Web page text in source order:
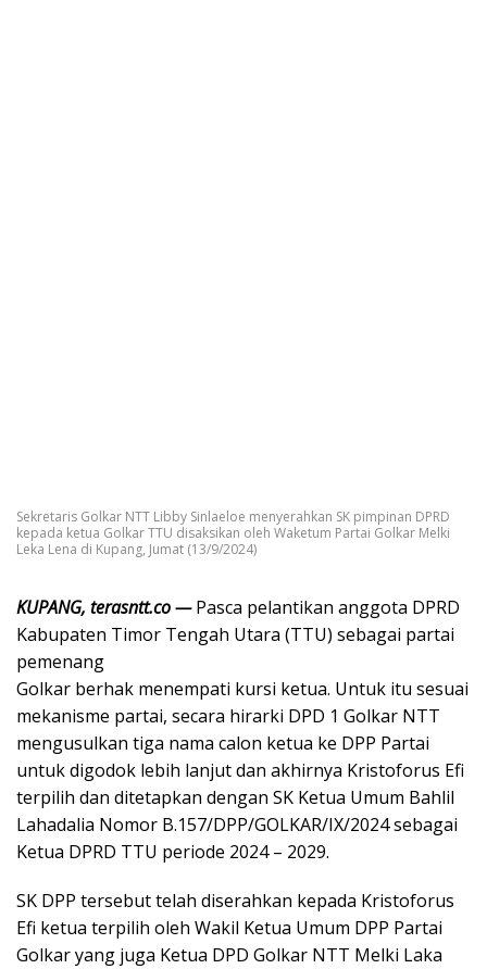
Sekretaris Golkar NTT Libby Sinlaeloe menyerahkan SK pimpinan DPRD
kepada ketua Golkar TTU disaksikan oleh Waketum Partai Golkar Melki
Leka Lena di Kupang, Jumat (13/9/2024)
KUPANG, terasntt.co —Pasca pelantikan anggota DPRD
Kabupaten Timor Tengah Utara (TTU) sebagai partai
pemenang
Golkar berhak menempati kursi ketua. Untuk itu sesuai
mekanisme partai, secara hirarki DPD 1 Golkar NTT
mengusulkan tiga nama calon ketua ke DPP Partai
untuk digodok lebih lanjut dan akhirnya Kristoforus Efi
terpilih dan ditetapkan dengan SK Ketua Umum Bahlil
Lahadalia Nomor B.157/DPP/GOLKAR/IX/2024 sebagai
Ketua DPRD TTU periode 2024 – 2029.
SK DPP tersebut telah diserahkan kepada Kristoforus
Efi ketua terpilih oleh Wakil Ketua Umum DPP Partai
Golkar yang juga Ketua DPD Golkar NTT Melki Laka